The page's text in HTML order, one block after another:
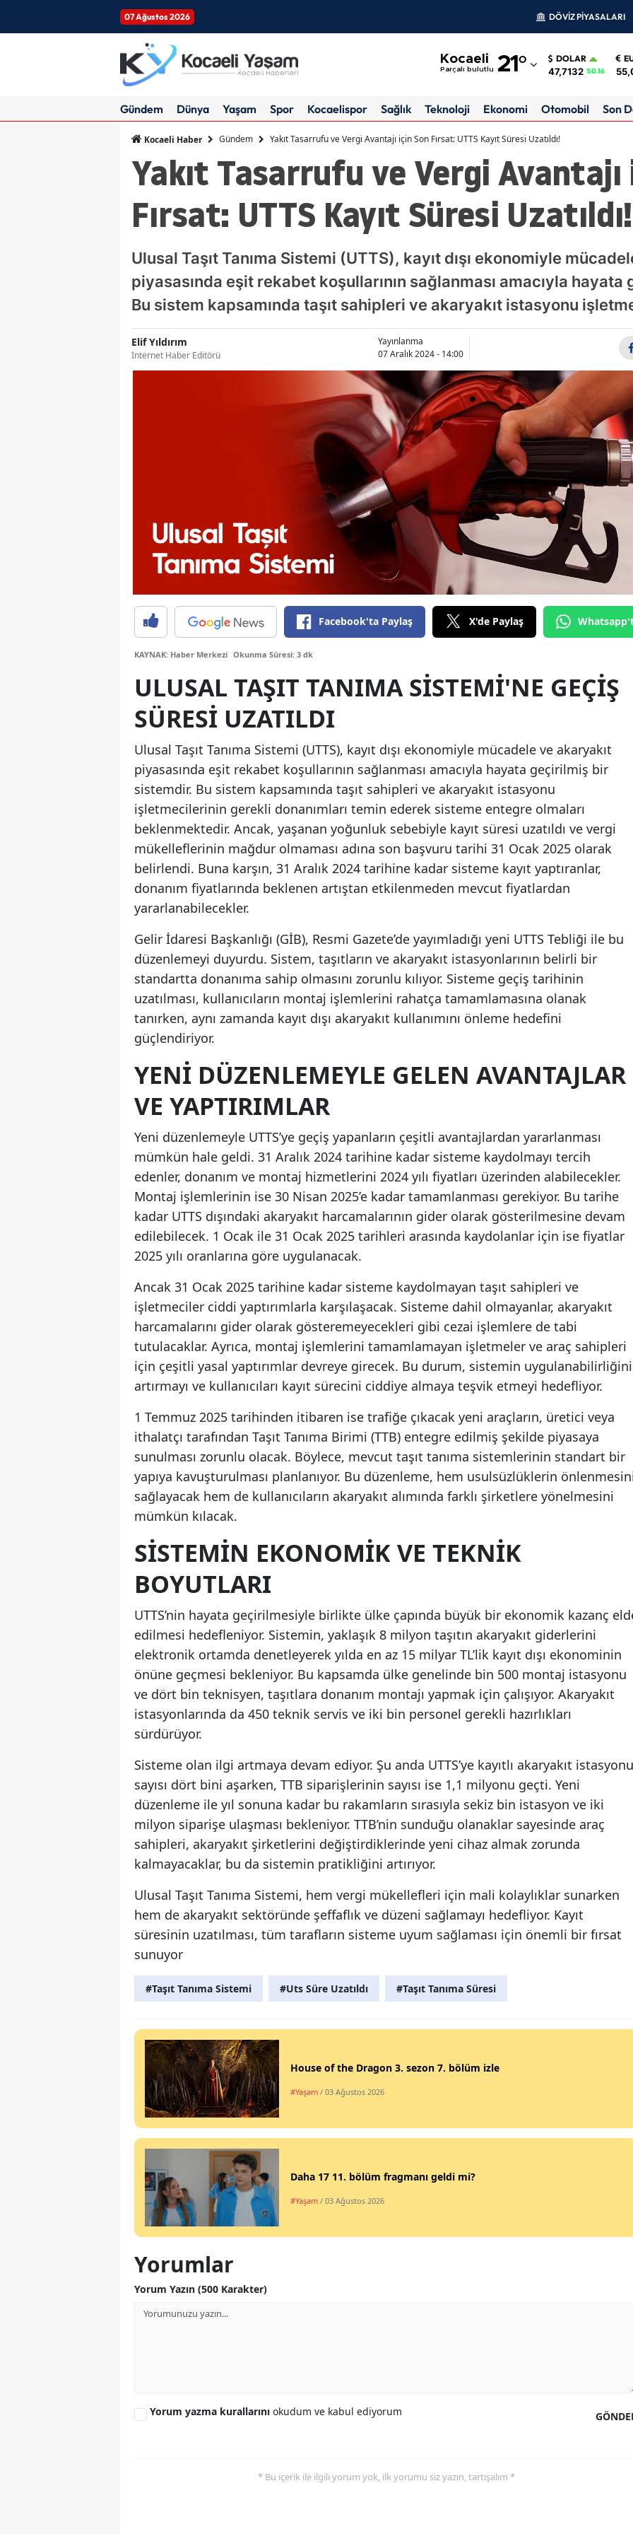
07 Ağustos 2026 DÖVİZ PİYASALARI
Kocaeli
Parçalı bulutlu 21°
Adıyaman
Amasya
Ankara
Antalya
Balıkesir
Bilecik
Bingöl
Bitlis
Bolu
Burdur
Bursa
Çanakkale
Çankırı
Çorum
Denizli
Diyarbakır
Elazığ
Eskişehir
Gaziantep
Giresun
Gümüşhane
Hakkari
Isparta
Mersin
İstanbul
İzmir
Kastamonu
Kırklareli
Kırşehir
Kocaeli
Konya
Malatya
Kahramanmaraş
Mardin
Muş
Nevşehir
Niğde
Rize
Samsun
Siirt
Sivas
Tekirdağ
Trabzon
Tunceli
Şanlıurfa
Van
Yozgat
Aksaray
Kırıkkale
Şırnak
DOLAR
47,7132 %0.16
Gündem Dünya Yaşam Spor Kocaelispor Sağlık Teknoloji Ekonomi Otomobil Son
Kocaeli Haber Gündem Yakıt Tasarrufu ve Vergi Avantajı için Son Fırsat: UTTS Kayıt Süresi Uzatıldı!
Yakıt Tasarrufu ve Vergi Avantajı
Fırsat: UTTS Kayıt Süresi Uzatıldı!
Ulusal Taşıt Tanıma Sistemi (UTTS), kayıt dışı ekonomiyle
piyasasında eşit rekabet koşullarının sağlanması amacıyla
Bu sistem kapsamında taşıt sahipleri ve akaryakıt istasyonu
Elif Yıldırım
İnternet Haber Editörü
Yayınlanma
07 Aralık 2024 - 14:00
Facebook'ta Paylaş X'de Paylaş
KAYNAK: Haber Merkezi Okunma Süresi: 3 dk
ULUSAL TAŞIT TANIMA SISTEMI'NE GEÇIŞ
SÜRESI UZATILDI
Ulusal Taşıt Tanıma Sistemi (UTTS), kayıt dışı ekonomiyle mücadele ve akaryakıt
piyasasında eşit rekabet koşullarının sağlanması amacıyla hayata geçirilmiş bir
sistemdir. Bu sistem kapsamında taşıt sahipleri ve akaryakıt istasyonu
işletmecilerinin gerekli donanımları temin ederek sisteme entegre olmaları
beklenmektedir. Ancak, yaşanan yoğunluk sebebiyle kayıt süresi uzatıldı ve vergi
mükelleflerinin mağdur olmaması adına son başvuru tarihi 31 Ocak 2025 olarak
belirlendi. Buna karşın, 31 Aralık 2024 tarihine kadar sisteme kayıt yaptıranlar,
donanım fiyatlarında beklenen artıştan etkilenmeden mevcut fiyatlardan
yararlanabilecekler.
Gelir İdaresi Başkanlığı (GİB), Resmi Gazete’de yayımladığı yeni UTTS Tebliği ile bu
düzenlemeyi duyurdu. Sistem, taşıtların ve akaryakıt istasyonlarının belirli bir
standartta donanıma sahip olmasını zorunlu kılıyor. Sisteme geçiş tarihinin
uzatılması, kullanıcıların montaj işlemlerini rahatça tamamlamasına olanak
tanırken, aynı zamanda kayıt dışı akaryakıt kullanımını önleme hedefini
güçlendiriyor.
YENI DÜZENLEMEYLE GELEN AVANTAJLAR
VE YAPTIRIMLAR
Yeni düzenlemeyle UTTS’ye geçiş yapanların çeşitli avantajlardan yararlanması
mümkün hale geldi. 31 Aralık 2024 tarihine kadar sisteme kaydolmayı tercih
edenler, donanım ve montaj hizmetlerini 2024 yılı fiyatları üzerinden alabilecekler.
Montaj işlemlerinin ise 30 Nisan 2025’e kadar tamamlanması gerekiyor. Bu tarihe
kadar UTTS dışındaki akaryakıt harcamalarının gider olarak gösterilmesine devam
edilebilecek. 1 Ocak ile 31 Ocak 2025 tarihleri arasında kaydolanlar için ise fiyatlar
2025 yılı oranlarına göre uygulanacak.
Ancak 31 Ocak 2025 tarihine kadar sisteme kaydolmayan taşıt sahipleri ve
işletmeciler ciddi yaptırımlarla karşılaşacak. Sisteme dahil olmayanlar, akaryakıt
harcamalarını gider olarak gösteremeyecekleri gibi cezai işlemlere de tabi
tutulacaklar. Ayrıca, montaj işlemlerini tamamlamayan işletmeler ve araç sahipleri
için çeşitli yasal yaptırımlar devreye girecek. Bu durum, sistemin uygulanabilirliğini
artırmayı ve kullanıcıları kayıt sürecini ciddiye almaya teşvik etmeyi hedefliyor.
1 Temmuz 2025 tarihinden itibaren ise trafiğe çıkacak yeni araçların, üretici veya
ithalatçı tarafından Taşıt Tanıma Birimi (TTB) entegre edilmiş şekilde piyasaya
sunulması zorunlu olacak. Böylece, mevcut taşıt tanıma sistemlerinin standart bir
yapıya kavuşturulması planlanıyor. Bu düzenleme, hem usulsüzlüklerin
sağlayacak hem de kullanıcıların akaryakıt alımında farklı şirketlere yönelmesini
mümkün kılacak.
SISTEMIN EKONOMIK VE TEKNIK
BOYUTLARI
UTTS’nin hayata geçirilmesiyle birlikte ülke çapında büyük bir ekonomik kazanç
edilmesi hedefleniyor. Sistemin, yaklaşık 8 milyon taşıtın akaryakıt giderlerini
elektronik ortamda denetleyerek yılda en az 15 milyar TL’lik kayıt dışı ekonominin
önüne geçmesi bekleniyor. Bu kapsamda ülke genelinde bin 500 montaj istasyonu
ve dört bin teknisyen, taşıtlara donanım montajı yapmak için çalışıyor. Akaryakıt
istasyonlarında da 450 teknik servis ve iki bin personel gerekli hazırlıkları
sürdürüyor.
Sisteme olan ilgi artmaya devam ediyor. Şu anda UTTS’ye kayıtlı akaryakıt istasyonu
sayısı dört bini aşarken, TTB siparişlerinin sayısı ise 1,1 milyonu geçti. Yeni
düzenleme ile yıl sonuna kadar bu rakamların sırasıyla sekiz bin istasyon ve iki
milyon siparişe ulaşması bekleniyor. TTB’nin sunduğu olanaklar sayesinde araç
sahipleri, akaryakıt şirketlerini değiştirdiklerinde yeni cihaz almak zorunda
kalmayacaklar, bu da sistemin pratikliğini artırıyor.
Ulusal Taşıt Tanıma Sistemi, hem vergi mükellefleri için mali kolaylıklar sunarken
hem de akaryakıt sektöründe şeffaflık ve düzeni sağlamayı hedefliyor. Kayıt
süresinin uzatılması, tüm tarafların sisteme uyum sağlaması için önemli bir fırsat
sunuyor
#Taşıt Tanıma Sistemi #Uts Süre Uzatıldı #Taşıt Tanıma Süresi
House of the Dragon 3. sezon 7. bölüm izle
#Yaşam / 03 Ağustos 2026
Daha 17 11. bölüm fragmanı geldi mi?
#Yaşam / 03 Ağustos 2026
Yorumlar
Yorum Yazın (500 Karakter)
Yorum yazma kurallarını okudum ve kabul ediyorum
* Bu içerik ile ilgili yorum yok, ilk yorumu siz yazın, tartışalım *